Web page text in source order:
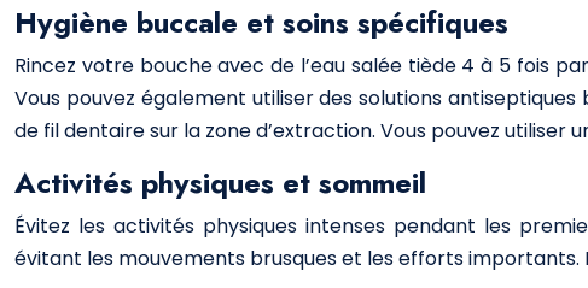
Hygiène buccale et soins spécifiques
Rincez votre bouche avec de l’eau salée tiède 4 à 5 fois
Vous pouvez également utiliser des solutions
de fil dentaire sur la zone d’extraction. Vous pouvez utiliser
Activités physiques et sommeil
Évitez les activités physiques intenses pendant les
évitant les mouvements brusques et les efforts